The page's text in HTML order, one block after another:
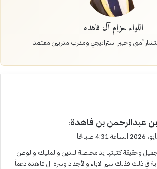
اللواء حزام آل فاهده
أمني وخبير استراتيجي ومدرب مدربين معتمد
عبدالرحمن بن فاهدة:
وحقيقة كتبتها يد مخلصة للدين والمليك والوطن
في ذلك فذلك سير الاباء والأجداد وسرة ال فاهدة دعماً